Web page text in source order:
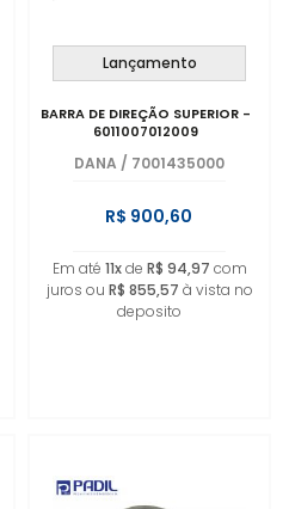
Lançamento
BARRA DE DIREÇÃO SUPERIOR -
6011007012009
DANA / 7001435000
R$ 900,60
Em até 11xde R$ 94,97 com
juros ou R$ 855,57 à vista no
deposito